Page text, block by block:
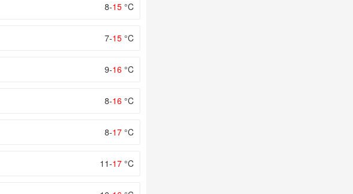
8-15 °C
7-15 °C
9-16 °C
8-16 °C
8-17 °C
11-17 °C